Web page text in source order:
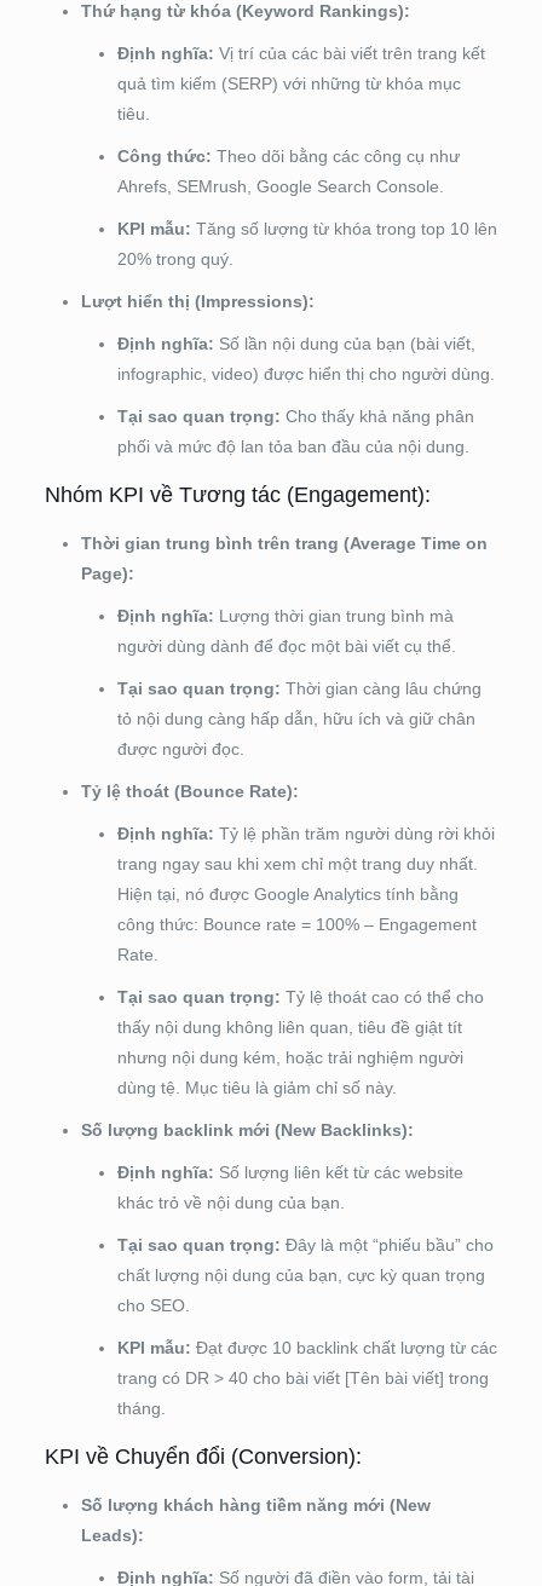
Thứ hạng từ khóa (Keyword Rankings):
Định nghĩa: Vị trí của các bài viết trên trang kết
quả tìm kiếm (SERP) với những từ khóa mục
tiêu.
Công thức: Theo dõi bằng các công cụ như
Ahrefs, SEMrush, Google Search Console.
KPI mẫu: Tăng số lượng từ khóa trong top 10 lên
20% trong quý.
Lượt hiển thị (Impressions):
Định nghĩa: Số lần nội dung của bạn (bài viết,
infographic, video) được hiển thị cho người dùng.
Tại sao quan trọng: Cho thấy khả năng phân
phối và mức độ lan tỏa ban đầu của nội dung.
Nhóm KPI về Tương tác (Engagement):
Thời gian trung bình trên trang (Average Time on
Page):
Định nghĩa: Lượng thời gian trung bình mà
người dùng dành để đọc một bài viết cụ thể.
Tại sao quan trọng: Thời gian càng lâu chứng
tỏ nội dung càng hấp dẫn, hữu ích và giữ chân
được người đọc.
Tỷ lệ thoát (Bounce Rate):
Định nghĩa: Tỷ lệ phần trăm người dùng rời khỏi
trang ngay sau khi xem chỉ một trang duy nhất.
Hiện tại, nó được Google Analytics tính bằng
công thức: Bounce rate = 100% – Engagement
Rate.
Tại sao quan trọng: Tỷ lệ thoát cao có thể cho
thấy nội dung không liên quan, tiêu đề giật tít
nhưng nội dung kém, hoặc trải nghiệm người
dùng tệ. Mục tiêu là giảm chỉ số này.
Số lượng backlink mới (New Backlinks):
Định nghĩa: Số lượng liên kết từ các website
khác trỏ về nội dung của bạn.
Tại sao quan trọng: Đây là một “phiếu bầu” cho
chất lượng nội dung của bạn, cực kỳ quan trọng
cho SEO.
KPI mẫu: Đạt được 10 backlink chất lượng từ các
trang có DR > 40 cho bài viết [Tên bài viết] trong
tháng.
KPI về Chuyển đổi (Conversion):
Số lượng khách hàng tiềm năng mới (New
Leads):
Định nghĩa: Số người đã điền vào form, tải tài